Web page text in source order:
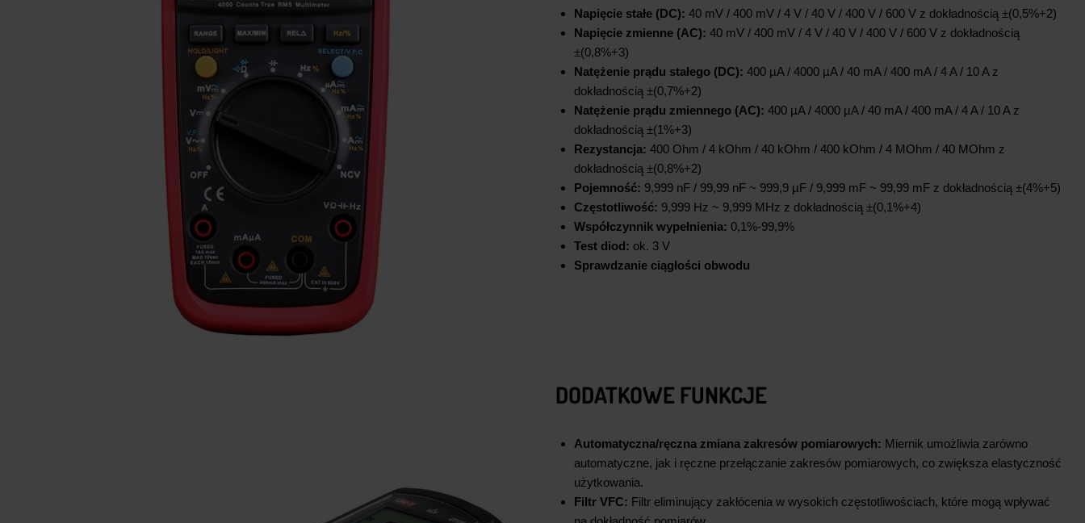
Napięcie stałe (DC): 40 mV / 400 mV / 4 V / 40 V / 400 V / 600 V z dokładnością ±(0,5%+2)
Napięcie zmienne (AC): 40 mV / 400 mV / 4 V / 40 V / 400 V / 600 V z dokładnością
±(0,8%+3)
Natężenie prądu stałego (DC): 400 µA / 4000 µA / 40 mA / 400 mA / 4 A / 10 A z
dokładnością ±(0,7%+2)
Natężenie prądu zmiennego (AC): 400 µA / 4000 µA / 40 mA / 400 mA / 4 A / 10 A z
dokładnością ±(1%+3)
Rezystancja: 400 Ohm / 4 kOhm / 40 kOhm / 400 kOhm / 4 MOhm / 40 MOhm z
dokładnością ±(0,8%+2)
Pojemność: 9,999 nF / 99,99 nF ~ 999,9 µF / 9,999 mF ~ 99,99 mF z dokładnością ±(4%+5)
Częstotliwość: 9,999 Hz ~ 9,999 MHz z dokładnością ±(0,1%+4)
Współczynnik wypełnienia: 0,1%-99,9%
Test diod: ok. 3 V
Sprawdzanie ciągłości obwodu
DODATKOWE FUNKCJE
Automatyczna/ręczna zmiana zakresów pomiarowych: Miernik umożliwia zarówno
automatyczne, jak i ręczne przełączanie zakresów pomiarowych, co zwiększa elastyczność
użytkowania.
Filtr VFC: Filtr eliminujący zakłócenia w wysokich częstotliwościach, które mogą wpływać